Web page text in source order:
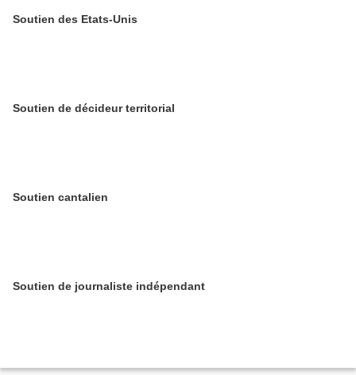
Soutien des Etats-Unis
Soutien de décideur territorial
Soutien cantalien
Soutien de journaliste indépendant